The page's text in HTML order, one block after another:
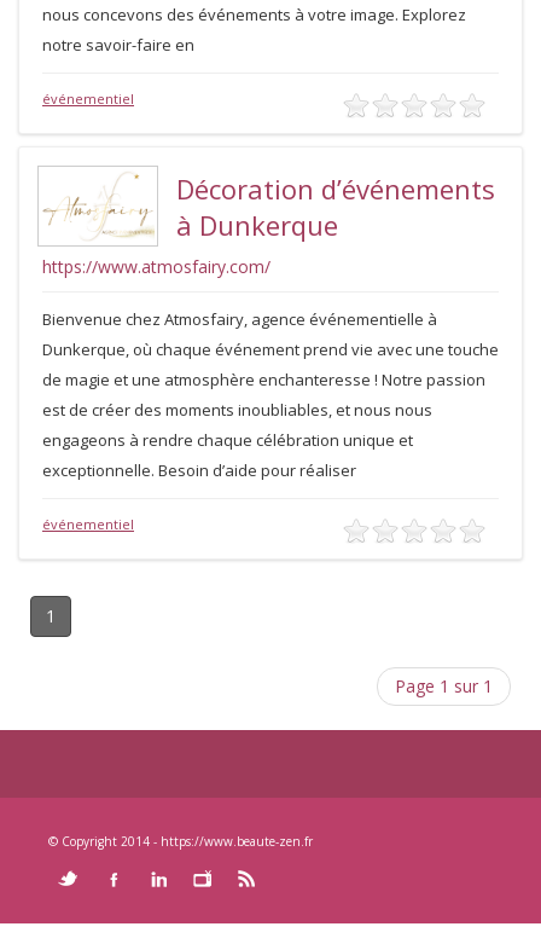
nous concevons des événements à votre image. Explorez
notre savoir-faire en
événementiel
Décoration d’événements
à Dunkerque
https://www.atmosfairy.com/
Bienvenue chez Atmosfairy, agence événementielle à
Dunkerque, où chaque événement prend vie avec une touche
de magie et une atmosphère enchanteresse ! Notre passion
est de créer des moments inoubliables, et nous nous
engageons à rendre chaque célébration unique et
exceptionnelle. Besoin d’aide pour réaliser
événementiel
1
Page 1 sur 1
© Copyright 2014 - https://www.beaute-zen.fr